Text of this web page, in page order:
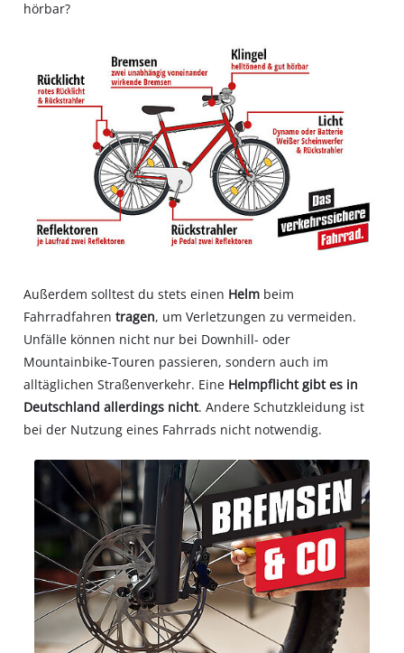
hörbar?
Außerdem solltest du stets einen Helm beim
Fahrradfahrentragen, um Verletzungen zu vermeiden.
Unfälle können nicht nur bei Downhill- oder
Mountainbike-Touren passieren, sondern auch im
alltäglichen Straßenverkehr. Eine Helmpflicht gibt es in
Deutschland allerdings nicht. Andere Schutzkleidung ist
bei der Nutzung eines Fahrrads nicht notwendig.